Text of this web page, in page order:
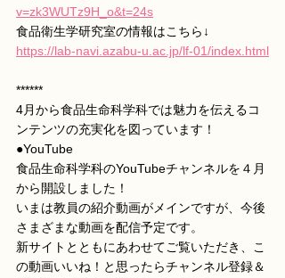
v=zk3WUTz9H_o&t=24s
食品衛生学研究室の情報はこちら↓
https://lab-navi.azabu-u.ac.jp/lf-01/index.html
******
4月から食品生命科学科では魅力を伝えるコ
ンテンツの充実化を図っています！
●YouTube
食品生命科学科のYouTubeチャンネルを４月
から開設しました！
いまは教員の紹介動画がメインですが、今後
さまざまな動画を配信予定です。
新サイトとともにあわせてご覧いただき、こ
の動画いいね！と思ったらチャンネル登録＆